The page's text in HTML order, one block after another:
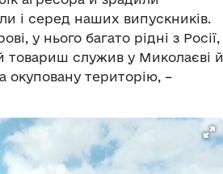
і серед наших випускників.
у нього багато рідні з Росії,
товариш служив у Миколаєві й
окуповану територію, –